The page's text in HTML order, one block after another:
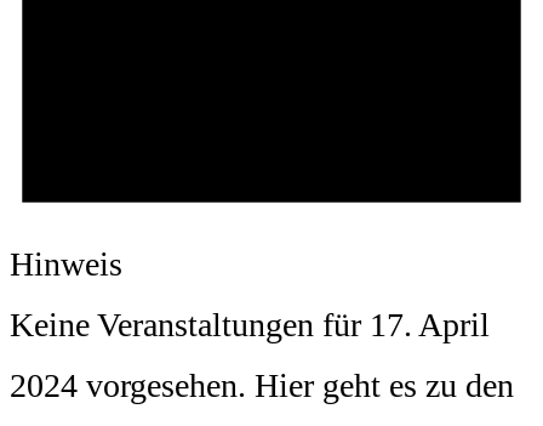
Hinweis
Keine Veranstaltungen für 17. April
2024 vorgesehen. Hier geht es zu den